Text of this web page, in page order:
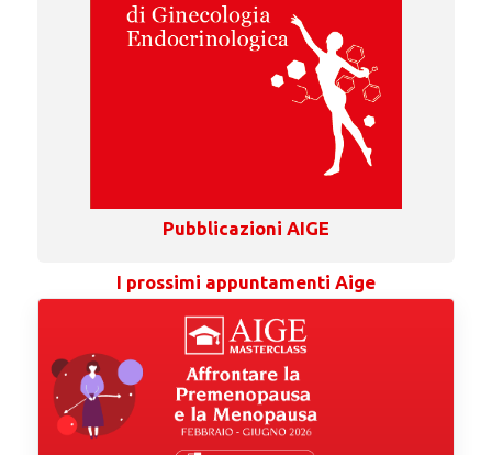
Pubblicazioni AIGE
I prossimi appuntamenti Aige